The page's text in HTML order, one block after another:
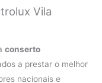
Vila
conserto
a prestar o melhor
nacionais e